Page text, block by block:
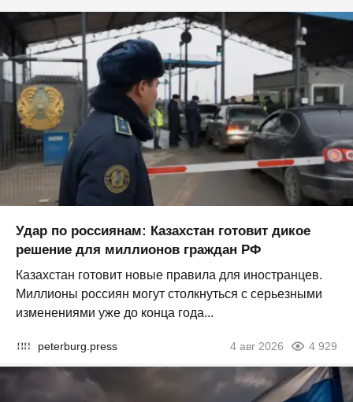
Удар по россиянам: Казахстан готовит дикое
решение для миллионов граждан РФ
Казахстан готовит новые правила для иностранцев.
Миллионы россиян могут столкнуться с серьезными
изменениями уже до конца года...
peterburg.press 4 авг 2026 4 929